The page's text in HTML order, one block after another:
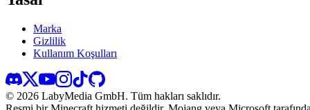
Marka
Gizlilik
Kullanım Koşulları
© 2026 LabyMedia GmbH. Tüm hakları saklıdır.